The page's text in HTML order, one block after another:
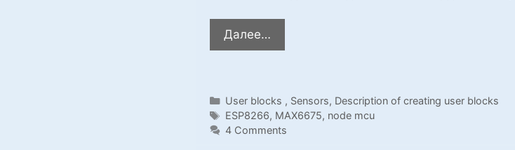
Далее…
пользовательский
ESP8266
NodeMcu
Categories
User blocks , Sensors, Description of creating user blocks
Tags
ESP8266, MAX6675, node mcu
4 Comments